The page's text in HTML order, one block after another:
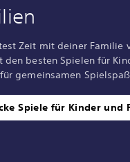
Zeit mit deiner Familie
den besten Spielen für
gemeinsamen
Spiele für Kinder und